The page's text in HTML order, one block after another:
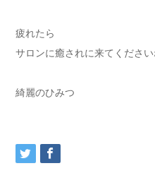
疲れたら
サロンに癒されに来てください
綺麗のひみつ